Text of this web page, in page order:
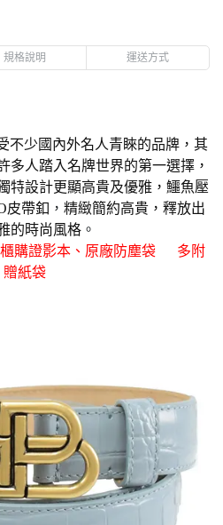
規格說明 運送方式
不少國內外名人青睞的品牌，其
多人踏入名牌世界的第一選擇，
特設計更顯高貴及優雅，鱷魚壓
皮帶釦 ， 精緻簡約高貴，釋放出
的時尚風格 。
櫃購證影本、原廠防塵袋
多附
贈紙袋